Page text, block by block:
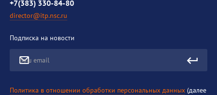
+7(383) 330-84-80
director@itp.nsc.ru
Подписка на новости
Ваш email
Политика в отношении обработки персональных данных (далее